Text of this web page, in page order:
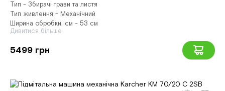
Тип - Збирачі трави та листя
Тип живлення - Механічний
Ширина обробки, см - 53 см
Дивитися більше
5499 грн